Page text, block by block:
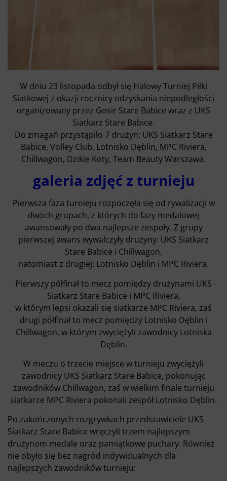
W dniu 23 listopada odbył się Halowy Turniej Piłki
Siatkowej z okazji rocznicy odzyskania niepodległości
organizowany przez Gosir Stare Babice wraz z UKS
Siatkarz Stare Babice.
Do zmagań przystąpiło 7 drużyn: UKS Siatkarz Stare
Babice, Volley Club, Lotnisko Dęblin, MPC Riviera,
Chillwagon, Dzikie Koty, Team Beauty Warszawa.
galeria zdjęć z turnieju
Pierwsza faza turnieju rozpoczęła się od rywalizacji w
dwóch grupach, z których do fazy medalowej
awansowały po dwa najlepsze zespoły. Z grupy
pierwszej awans wywalczyły drużyny: UKS Siatkarz
Stare Babice i Chillwagon,
natomiast z drugiej: Lotnisko Dęblin i MPC Riviera.
Pierwszy półfinał to mecz pomiędzy drużynami UKS
Siatkarz Stare Babice i MPC Riviera,
w którym lepsi okazali się siatkarze MPC Riviera, zaś
drugi półfinał to mecz pomiędzy Lotnisko Dęblin i
Chillwagon, w którym zwyciężyli zawodnicy Lotniska
Dęblin.
W meczu o trzecie miejsce w turnieju zwyciężyli
zawodnicy UKS Siatkarz Stare Babice, pokonując
zawodników Chillwagon, zaś w wielkim finale turnieju
siatkarze MPC Riviera pokonali zespół Lotnisko Dęblin.
Po zakończonych rozgrywkach przedstawiciele UKS
Siatkarz Stare Babice wręczyli trzem najlepszym
drużynom medale oraz pamiątkowe puchary. Również
nie obyło się bez nagród indywidualnych dla
najlepszych zawodników turnieju: